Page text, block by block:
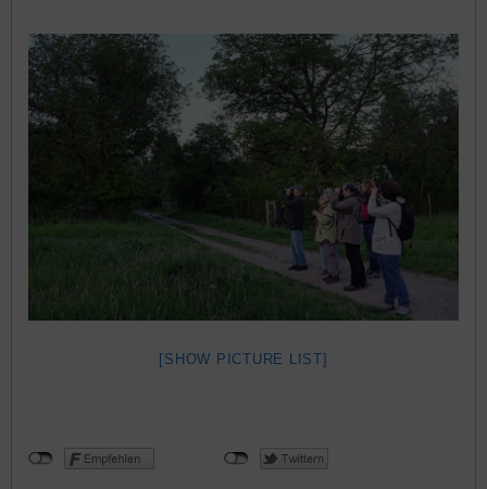
[SHOW PICTURE LIST]